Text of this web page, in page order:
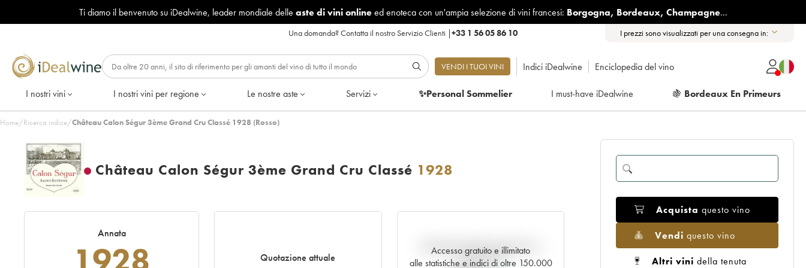
Ti diamo il benvenuto su iDealwine, leader mondiale delle aste di vini onlineed enoteca con un'ampia selezione di vini francesi: Borgogna, Bordeaux, Champagne...
Una domanda?Contatta il nostro Servizio Clienti |+33 1 56 05 86 10 I prezzi sono visualizzati per una consegna in:
VENDI I TUOI VINI Indici iDealwine Enciclopedia del vino
I nostri vini I nostri vini per regione Le nostre aste Servizi ✨Personal Sommelier I must-have iDealwine 🍇 Bordeaux En Primeurs
Home/Ricerca indice/Château Calon Ségur 3ème Grand Cru Classé 1928 (Rosso)
Château Calon Ségur 3ème Grand Cru Classé 1928
Annata
Quotazione attuale
Accesso gratuito e illimitato
alle statistiche e indici di oltre 150.000
Andamento della quotazione in
tempo reale
Acquista questo vino
Vendi questo vino
Altri vini della tenuta